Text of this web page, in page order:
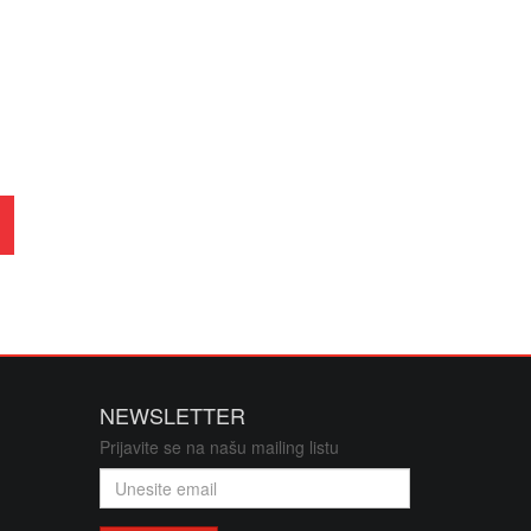
i punjive
POS/papirne rolne
za grijanje i hlađenje
NEWSLETTER
Prijavite se na našu mailing listu